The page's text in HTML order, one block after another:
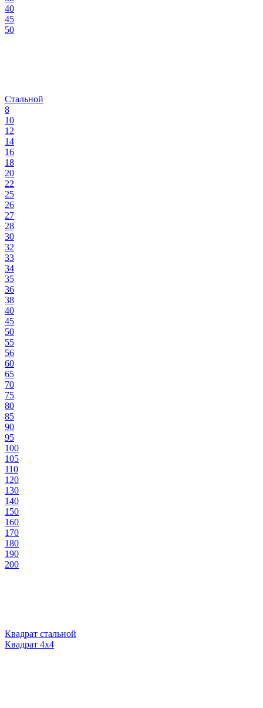
40
45
50
Стальной
8
10
12
14
16
18
20
22
25
26
27
28
30
32
33
34
35
36
38
40
45
50
55
56
60
65
70
75
80
85
90
95
100
105
110
120
130
140
150
160
170
180
190
200
Квадрат стальной
Квадрат 4х4